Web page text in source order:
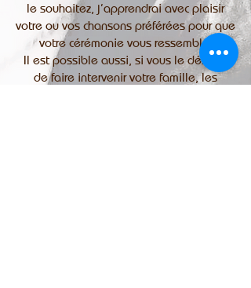
le souhaitez, j’apprendrai avec plaisir
votre ou vos chansons préférées pour que
votre cérémonie vous ressemble.
Il est possible aussi, si vous le désirez,
de faire intervenir votre famille, les